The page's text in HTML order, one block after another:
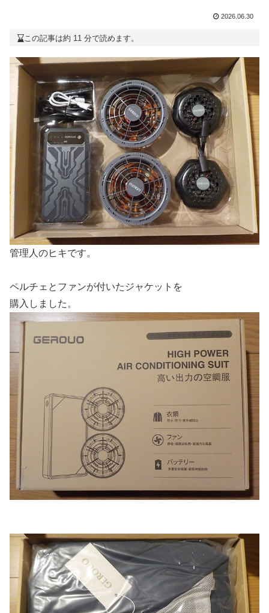
2026.06.30
この記事は約 11 分で読めます。
管理人のヒキです。
ペルチェとファンが付いたジャケットを
購入しました。